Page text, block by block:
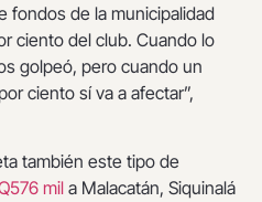
fondos de la municipalidad
ciento del club. Cuando lo
golpeó, pero cuando un
ciento sí va a afectar”,
también este tipo de
mil a Malacatán, Siquinalá